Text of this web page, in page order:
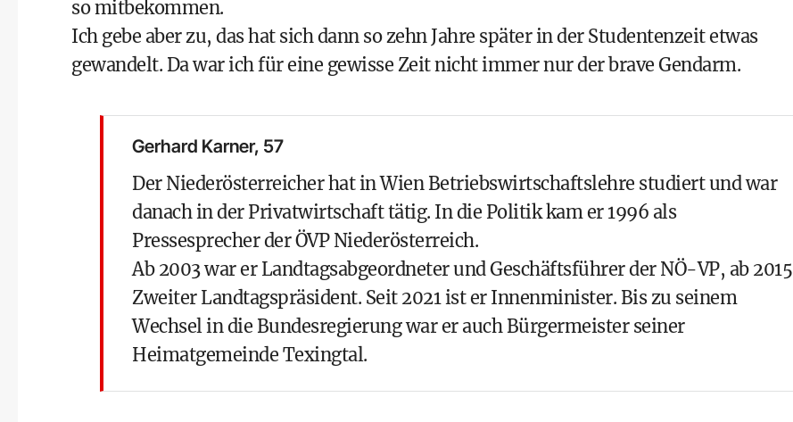
so mitbekommen.
Ich gebe aber zu, das hat sich dann so zehn Jahre später in der Studentenzeit etwas
gewandelt. Da war ich für eine gewisse Zeit nicht immer nur der brave Gendarm.
Gerhard Karner, 57
Der Niederösterreicher hat in Wien Betriebswirtschaftslehre studiert und war
danach in der Privatwirtschaft tätig. In die Politik kam er 1996 als
Pressesprecher der ÖVP Niederösterreich.
Ab 2003 war er Landtagsabgeordneter und Geschäftsführer der NÖ-VP, ab 2015
Zweiter Landtagspräsident. Seit 2021 ist er Innenminister. Bis zu seinem
Wechsel in die Bundesregierung war er auch Bürgermeister seiner
Heimatgemeinde Texingtal.